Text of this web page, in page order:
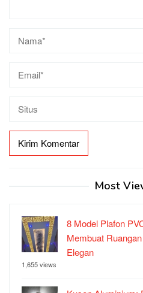
Most
8 Model Plafon
Membuat
Elegan
1,655 views